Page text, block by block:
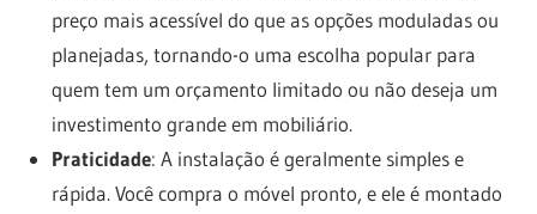
preço mais acessível do que as opções moduladas ou
planejadas, tornando-o uma escolha popular para
quem tem um orçamento limitado ou não deseja um
investimento grande em mobiliário.
Praticidade: A instalação é geralmente simples e
rápida. Você compra o móvel pronto, e ele é montado